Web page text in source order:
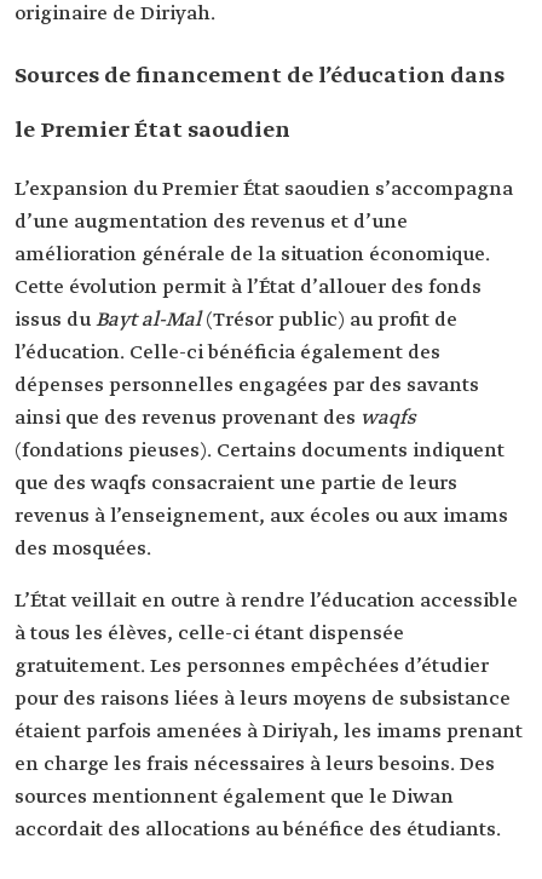
originaire de Diriyah.
Sources de financement de l’éducation dans
le Premier État saoudien
L’expansion du Premier État saoudien s’accompagna
d’une augmentation des revenus et d’une
amélioration générale de la situation économique.
Cette évolution permit à l’État d’allouer des fonds
issus duBayt al-Mal(Trésor public) au profit de
l’éducation. Celle-ci bénéficia également des
dépenses personnelles engagées par des savants
ainsi que des revenus provenant des waqfs
(fondations pieuses). Certains documents indiquent
que des waqfs consacraient une partie de leurs
revenus à l’enseignement, aux écoles ou aux imams
des mosquées.
L’État veillait en outre à rendre l’éducation accessible
à tous les élèves, celle-ci étant dispensée
gratuitement. Les personnes empêchées d’étudier
pour des raisons liées à leurs moyens de subsistance
étaient parfois amenées à Diriyah, les imams prenant
en charge les frais nécessaires à leurs besoins. Des
sources mentionnent également que le Diwan
accordait des allocations au bénéfice des étudiants.